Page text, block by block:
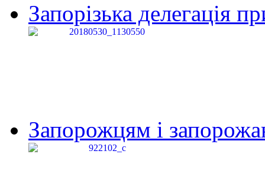
Запорізька делегація
Запорожцям і